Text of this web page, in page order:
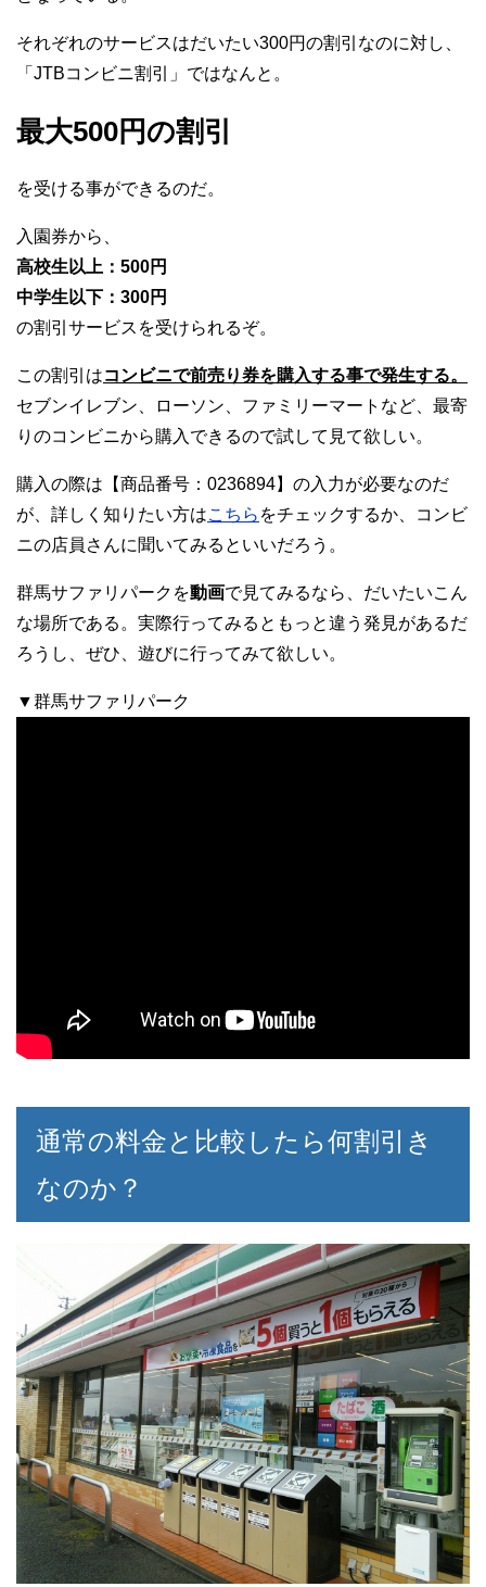
それぞれのサービスはだいたい300円の割引なのに対し、
「JTBコンビニ割引」ではなんと。
最大500円の割引
を受ける事ができるのだ。
入園券から、
高校生以上：500円
中学生以下：300円
の割引サービスを受けられるぞ。
この割引はコンビニで前売り券を購入する事で発生する。
セブンイレブン、ローソン、ファミリーマートなど、最寄
りのコンビニから購入できるので試して見て欲しい。
購入の際は【商品番号：0236894】の入力が必要なのだ
が、詳しく知りたい方はこちら をチェックするか、コンビ
ニの店員さんに聞いてみるといいだろう。
群馬サファリパークを動画で見てみるなら、だいたいこん
な場所である。実際行ってみるともっと違う発見があるだ
ろうし、ぜひ、遊びに行ってみて欲しい。
▼群馬サファリパーク
通常の料金と比較したら何割引き
なのか？